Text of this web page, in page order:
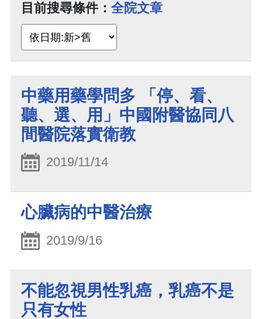
目前搜尋條件： 全院文章
中藥用藥學問多 「停、看、
聽、選、用」中國附醫協同八
間醫院落實衛教
2019/11/14
心臟病的中醫治療
2019/9/16
不能忽視男性乳癌，乳癌不是
只有女性